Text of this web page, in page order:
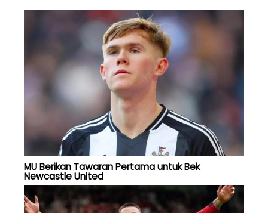
MU Berikan Tawaran Pertama untuk Bek
Newcastle United